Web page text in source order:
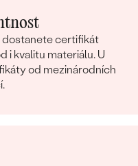
dostanete certifikát
i kvalitu materiálu. U
od mezinárodních